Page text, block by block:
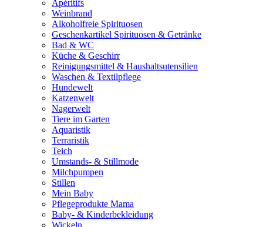
Apéritifs
Weinbrand
Alkoholfreie Spirituosen
Geschenkartikel Spirituosen & Getränke
Bad & WC
Küche & Geschirr
Reinigungsmittel & Haushaltsutensilien
Waschen & Textilpflege
Hundewelt
Katzenwelt
Nagerwelt
Tiere im Garten
Aquaristik
Terraristik
Teich
Umstands- & Stillmode
Milchpumpen
Stillen
Mein Baby
Pflegeprodukte Mama
Baby- & Kinderbekleidung
Wickeln